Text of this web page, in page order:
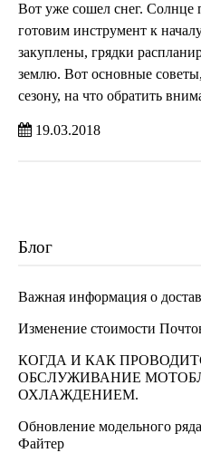
Вот уже сошел снег.
готовим инструмент к
закуплены, грядки
землю. Вот основные советы,
сезону, на что обратить
19.03.2018
Блог
Важная информация о
Изменение стоимости
КОГДА И КАК
ОБСЛУЖИВАНИЕ
ОХЛАЖДЕНИЕМ.
Обновление модельного
Файтер